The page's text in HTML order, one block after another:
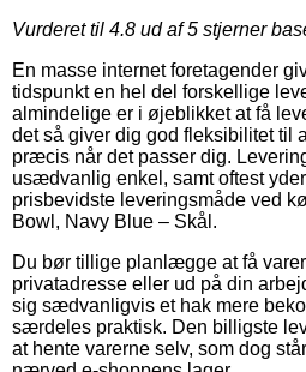
Vurderet til 4.8 ud af 5 stjerner
En masse internet foretagender
tidspunkt en hel del forskellige
almindelige er i øjeblikket at få
det så giver dig god fleksibilitet til
præcis når det passer dig.
usædvanlig enkel, samt oftest
prisbevidste leveringsmåde ved
Bowl, Navy Blue – Skål.
Du bør tillige planlægge at få
privatadresse eller ud på din
sig sædvanligvis et hak mere
særdeles praktisk. Den billigste
at hente varerne selv, som dog